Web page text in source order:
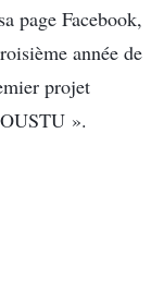
page Facebook,
année de
projet
».